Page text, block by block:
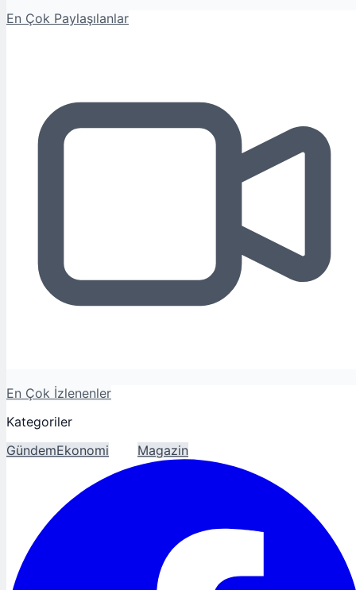
En Çok Paylaşılanlar
En Çok İzlenenler
Kategoriler
GündemEkonomi Magazin